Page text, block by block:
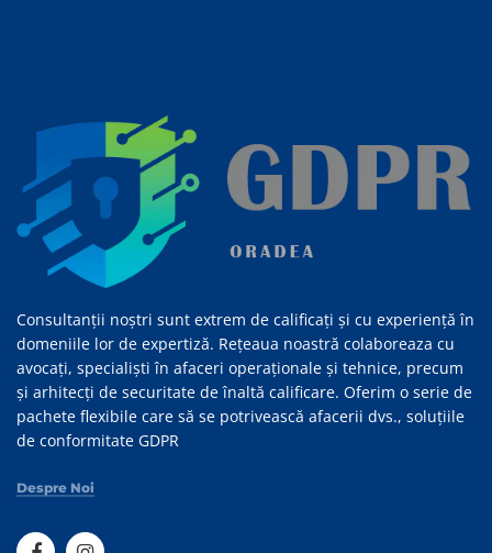
Consultanții noștri sunt extrem de calificați și cu experiență în
domeniile lor de expertiză. Rețeaua noastră colaboreaza cu
avocați, specialiști în afaceri operaționale și tehnice, precum
și arhitecți de securitate de înaltă calificare. Oferim o serie de
pachete flexibile care să se potrivească afacerii dvs., soluțiile
de conformitate GDPR
Despre Noi